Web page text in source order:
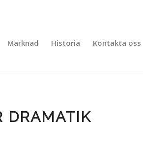
Marknad Historia Kontakta oss
DRAMATIK